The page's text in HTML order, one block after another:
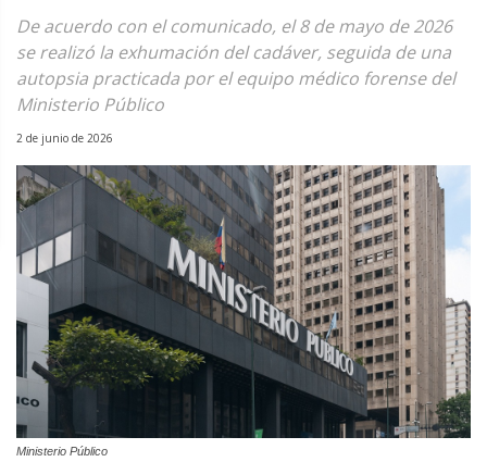
De acuerdo con el comunicado, el 8 de mayo de 2026
se realizó la exhumación del cadáver, seguida de una
autopsia practicada por el equipo médico forense del
Ministerio Público
2 de junio de 2026
Ministerio Público